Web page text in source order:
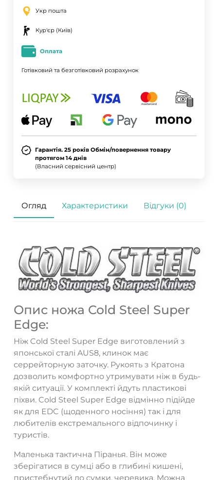
Укр пошта
Кур'єр (Київ)
Оплата
Готівковий та безготівковий розрахунок
Гарантія. 25 років Обмін/повернення товару
протягом 14 днів
(Власний сервісний центр)
Огляд Характеристики Відгуки (0)
Опис ножа Cold Steel Super
Edge:
Ніж Cold Steel Super Edge виготовлений з
японської сталі AUS8, клинок має
серрейторную заточку. Рукоять з Кратона
дозволить комфортно утримувати ніж в будь-
якій ситуації. У комплекті йдуть пластикові
піхви. Cold Steel Super Edge відмінно підійде
як для EDC (щоденного носіння) так і для
любителів екстремального відпочинку і
туристів.
Маленька тактична Піранья. Він може
зберігатися в сумці або в глибині кишені,
пристебнутий до сумки, черевика. Можна